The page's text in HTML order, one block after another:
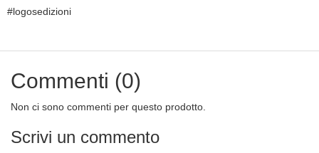
#logosedizioni
Commenti (0)
Non ci sono commenti per questo prodotto.
Scrivi un commento